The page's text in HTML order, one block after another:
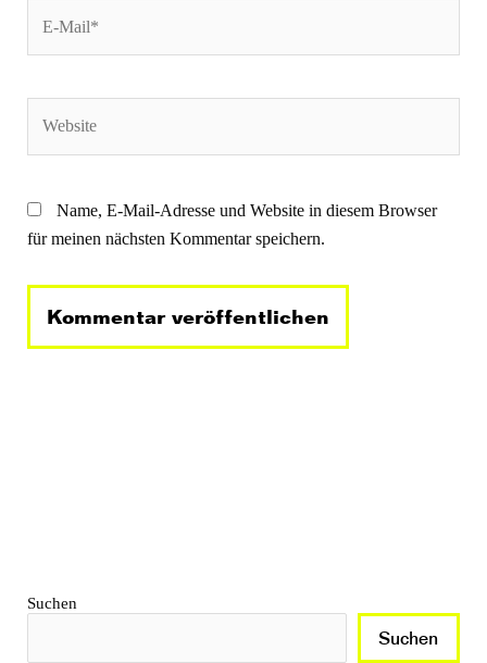
Mail*
Name, E-Mail-Adresse und Website in diesem Browser
für meinen nächsten Kommentar speichern.
Suchen
Suchen